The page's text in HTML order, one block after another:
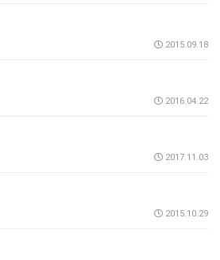
2015.09.18
2016.04.22
2017.11.03
2015.10.29